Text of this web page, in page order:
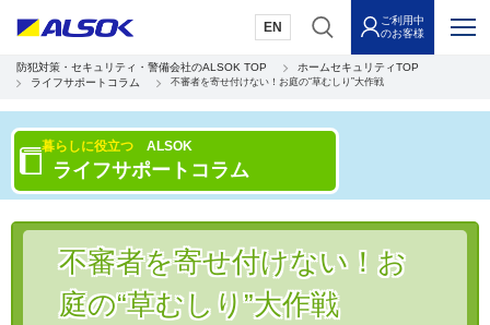
EN
ご利用中
のお客様
防犯対策・セキュリティ・警備会社のALSOK TOP
ホームセキュリティTOP
ライフサポートコラム
不審者を寄せ付けない！お庭の“草むしり”大作戦
暮らしに役立つ ALSOK
ライフサポートコラム
不審者を寄せ付けない！お
庭の“草むしり”大作戦